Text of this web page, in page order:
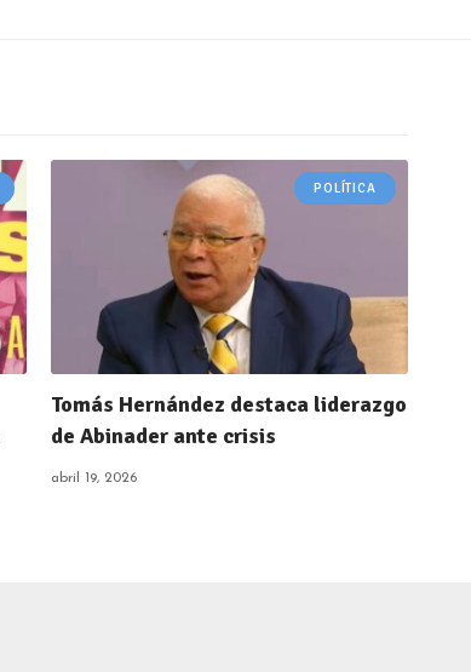
POLÍTICA
Tomás Hernández destaca liderazgo
de Abinader ante crisis
abril 19, 2026